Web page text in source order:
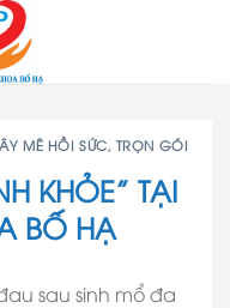
MÊ HỒI SỨC, TRỌN GÓI
KHỎE” TẠI
BỐ HẠ
sau sinh mổ đa